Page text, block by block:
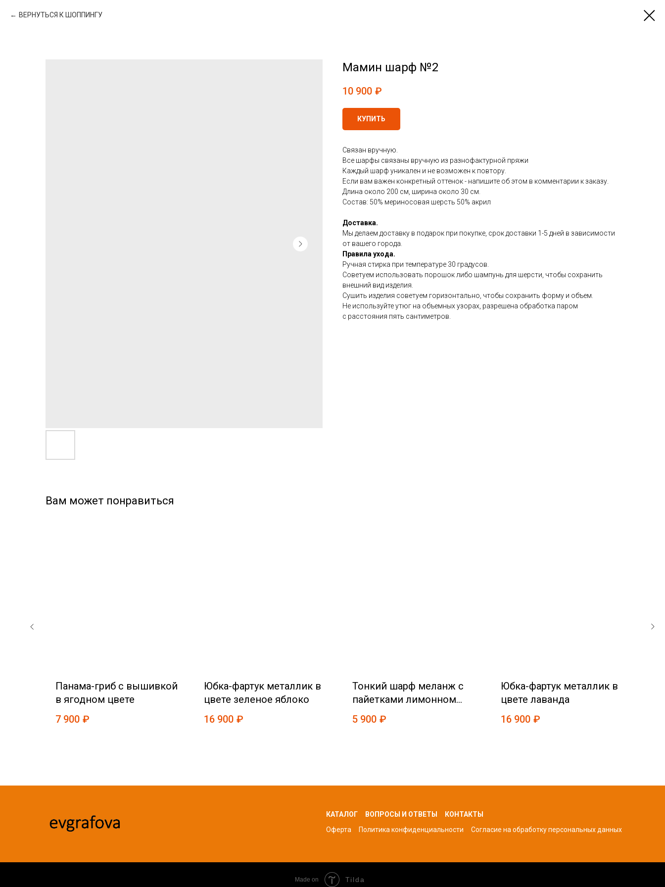
ВЕРНУТЬСЯ К ШОППИНГУ
Мамин шарф №2
10 900 ₽
КУПИТЬ
Связан вручную.
Все шарфы связаны вручную из разнофактурной пряжи
Каждый шарф уникален и не возможен к повтору.
Если вам важен конкретный оттенок - напишите об этом в комментарии к заказу.
Длина около 200 см, ширина около 30 см.
Состав: 50% мериносовая шерсть 50% акрил
Доставка.
Мы делаем доставку в подарок при покупке, срок доставки 1-5 дней в зависимости
от вашего города.
Правила ухода.
Ручная стирка при температуре 30 градусов.
Советуем использовать порошок либо шампунь для шерсти, чтобы сохранить
внешний вид изделия.
Сушить изделия советуем горизонтально, чтобы сохранить форму и объем.
Не используйте утюг на объемных узорах, разрешена обработка паром
с расстояния пять сантиметров.
Вам может понравиться
Панама-гриб с вышивкой
в ягодном цвете
7 900 ₽
Юбка-фартук металлик в
цвете зеленое яблоко
16 900 ₽
Тонкий шарф меланж с
пайетками лимонном
цвете
5 900 ₽
Юбка-фартук металлик в
цвете лаванда
16 900 ₽
КАТАЛОГ ВОПРОСЫ И ОТВЕТЫ
КОНТАКТЫ
Оферта
Политика конфиденциальности Согласие на обработку персональных данных
Made on Tilda